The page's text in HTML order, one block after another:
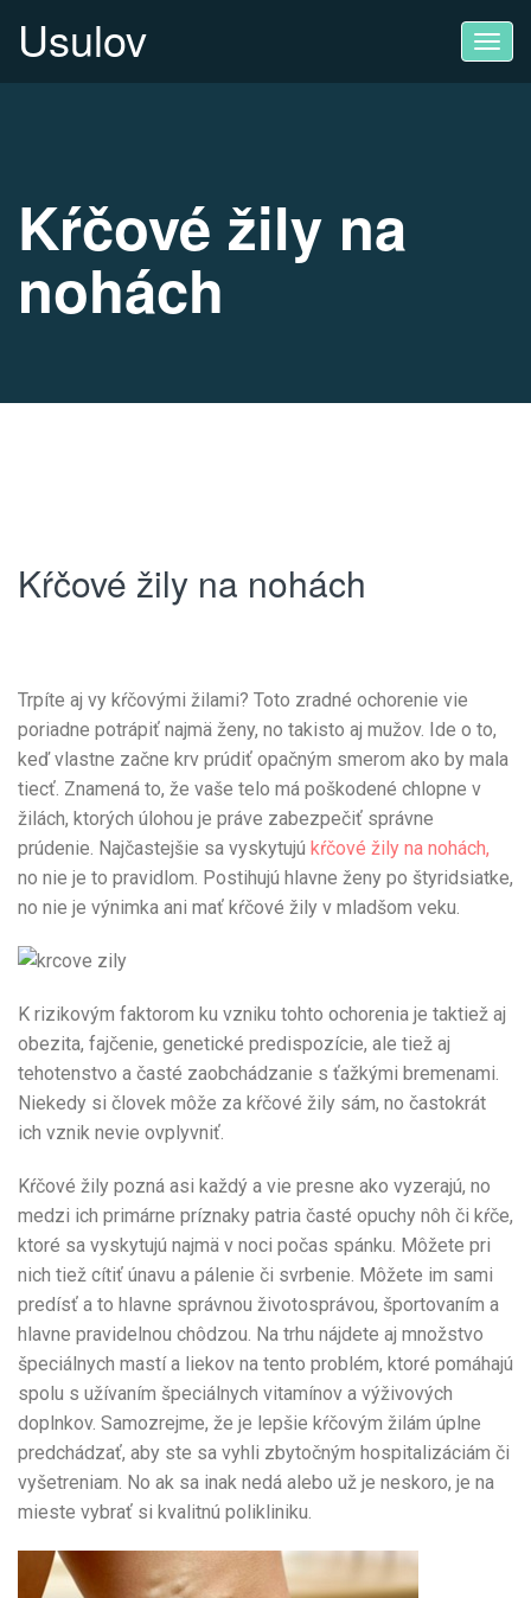
Usulov
Kŕčové žily na
nohách
Kŕčové žily na nohách
Trpíte aj vy kŕčovými žilami? Toto zradné ochorenie vie
poriadne potrápiť najmä ženy, no takisto aj mužov. Ide o to,
keď vlastne začne krv prúdiť opačným smerom ako by mala
tiecť. Znamená to, že vaše telo má poškodené chlopne v
žilách, ktorých úlohou je práve zabezpečiť správne
prúdenie. Najčastejšie sa vyskytujú kŕčové žily na nohách,
no nie je to pravidlom. Postihujú hlavne ženy po štyridsiatke,
no nie je výnimka ani mať kŕčové žily v mladšom veku.
K rizikovým faktorom ku vzniku tohto ochorenia je taktiež aj
obezita, fajčenie, genetické predispozície, ale tiež aj
tehotenstvo a časté zaobchádzanie s ťažkými bremenami.
Niekedy si človek môže za kŕčové žily sám, no častokrát
ich vznik nevie ovplyvniť.
Kŕčové žily pozná asi každý a vie presne ako vyzerajú, no
medzi ich primárne príznaky patria časté opuchy nôh či kŕče,
ktoré sa vyskytujú najmä v noci počas spánku. Môžete pri
nich tiež cítiť únavu a pálenie či svrbenie. Môžete im sami
predísť a to hlavne správnou životosprávou, športovaním a
hlavne pravidelnou chôdzou. Na trhu nájdete aj množstvo
špeciálnych mastí a liekov na tento problém, ktoré pomáhajú
spolu s užívaním špeciálnych vitamínov a výživových
doplnkov. Samozrejme, že je lepšie kŕčovým žilám úplne
predchádzať, aby ste sa vyhli zbytočným hospitalizáciám či
vyšetreniam. No ak sa inak nedá alebo už je neskoro, je na
mieste vybrať si kvalitnú polikliniku.